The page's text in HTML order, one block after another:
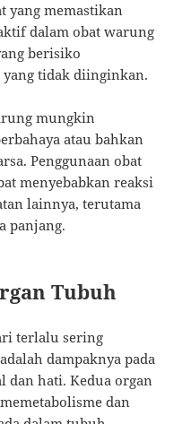
yang memastikan
dalam obat warung
berisiko
yang tidak diinginkan.
mungkin
atau bahkan
Penggunaan obat
menyebabkan reaksi
lainnya, terutama
panjang.
Tubuh
terlalu sering
dampaknya pada
dan hati. Kedua organ
dan